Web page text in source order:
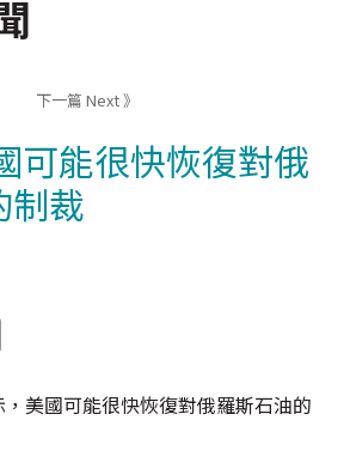
下一篇 Next 》
可能很快恢復對俄
制裁
美國可能很快恢復對俄羅斯石油的